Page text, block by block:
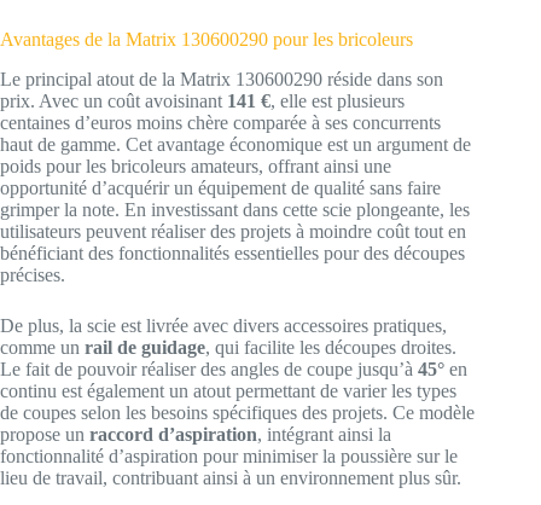
Avantages de la Matrix 130600290 pour les bricoleurs
Le principal atout de la Matrix 130600290 réside dans son
prix. Avec un coût avoisinant 141 €, elle est plusieurs
centaines d’euros moins chère comparée à ses concurrents
haut de gamme. Cet avantage économique est un argument de
poids pour les bricoleurs amateurs, offrant ainsi une
opportunité d’acquérir un équipement de qualité sans faire
grimper la note. En investissant dans cette scie plongeante, les
utilisateurs peuvent réaliser des projets à moindre coût tout en
bénéficiant des fonctionnalités essentielles pour des découpes
précises.
De plus, la scie est livrée avec divers accessoires pratiques,
comme un rail de guidage, qui facilite les découpes droites.
Le fait de pouvoir réaliser des angles de coupe jusqu’à 45° en
continu est également un atout permettant de varier les types
de coupes selon les besoins spécifiques des projets. Ce modèle
propose un raccord d’aspiration, intégrant ainsi la
fonctionnalité d’aspiration pour minimiser la poussière sur le
lieu de travail, contribuant ainsi à un environnement plus sûr.